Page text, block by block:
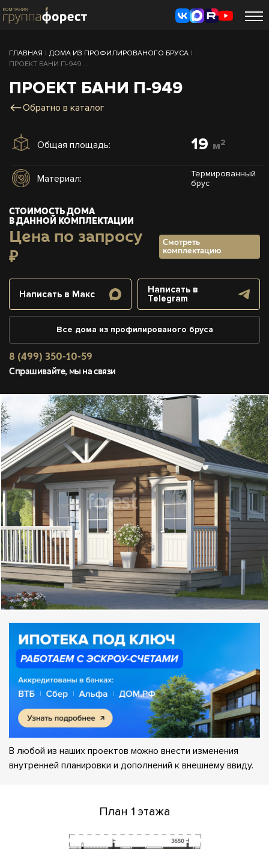
ГЛАВНАЯ | ДОМА ИЗ ПРОФИЛИРОВАНОГО БРУСА |
ПРОЕКТ БАНИ П-949 ...
ПРОЕКТ БАНИ П-949
Обратно в каталог
Общая площадь: 19 м2
Материал:
Термированный
брус
СТОИМОСТЬ ДОМА
В ДАННОЙ КОМПЛЕКТАЦИИ
Цена по запросу
₽
Смотреть
комплектацию
Написать в Макс
Написать в
Telegram
Все дома из профилированого бруса
8 (499) 350-10-59
Спрашивайте, мы на связи
В любой из наших проектов можно внести изменения
внутренней планировки и дополнений к внешнему ввиду.
План 1 этажа